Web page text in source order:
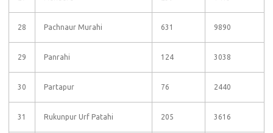
28 Pachnaur Murahi 631 9890
29 Panrahi 124 3038
30 Partapur 76 2440
31 Rukunpur Urf Patahi 205 3616